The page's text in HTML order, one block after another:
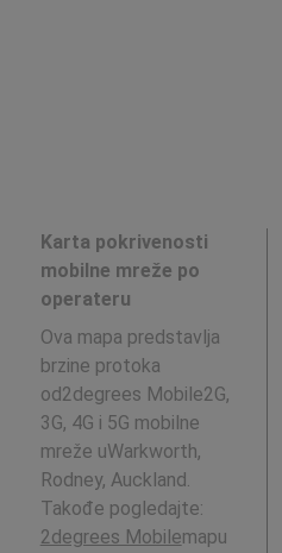
Karta pokrivenosti
mobilne mreže po
operateru
Ova mapa predstavlja
brzine protoka
od2degrees Mobile2G,
3G, 4G i 5G mobilne
mreže uWarkworth,
Rodney, Auckland.
Takođe pogledajte:
2degrees Mobilemapu